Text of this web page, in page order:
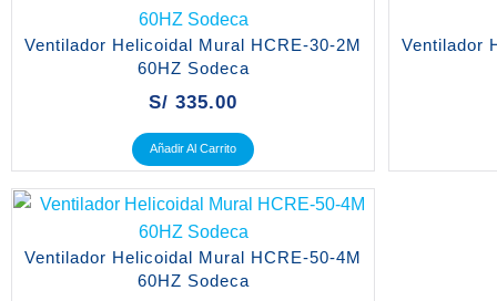
Ventilador Helicoidal Mural HCRE-30-2M
60HZ Sodeca
S/ 335.00
Añadir Al Carrito
Ventilador
Ventilador Helicoidal Mural HCRE-50-4M
60HZ Sodeca